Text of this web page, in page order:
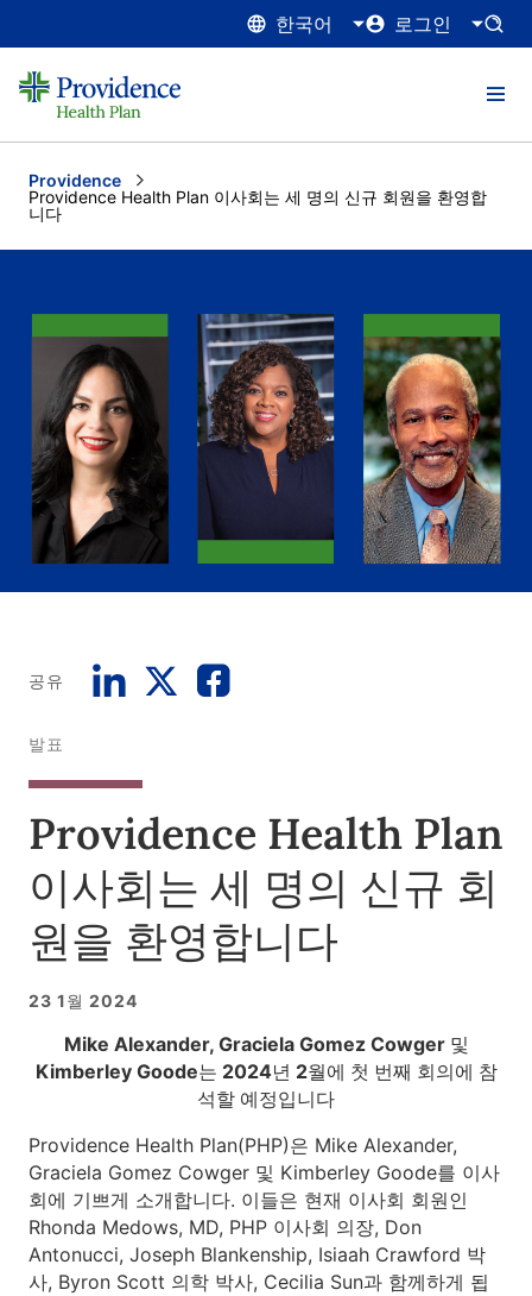
한국어 로그인
Providence
Current:
Providence Health Plan 이사회는 세 명의 신규 회원을 환영합
니다
공유
발표
Providence Health Plan
이사회는 세 명의 신규 회
원을 환영합니다
23 1월 2024
Mike Alexander, Graciela Gomez Cowger 및
Kimberley Goode는 2024년 2월에 첫 번째 회의에 참
석할 예정입니다
Providence Health Plan(PHP)은 Mike Alexander,
Graciela Gomez Cowger 및 Kimberley Goode를 이사
회에 기쁘게 소개합니다. 이들은 현재 이사회 회원인
Rhonda Medows, MD, PHP 이사회 의장, Don
Antonucci, Joseph Blankenship, Isiaah Crawford 박
사, Byron Scott 의학 박사, Cecilia Sun과 함께하게 됩